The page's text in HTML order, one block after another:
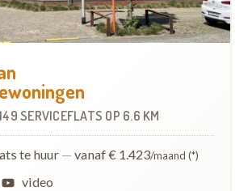
SERVICEFLATS OP 6.6 KM
te huur — vanaf € 1.423/maand (*)
video